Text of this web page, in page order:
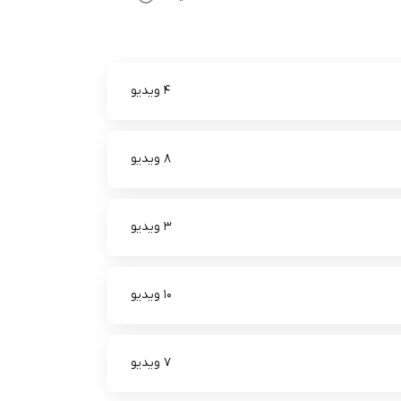
4 ویدیو
8 ویدیو
3 ویدیو
10 ویدیو
7 ویدیو